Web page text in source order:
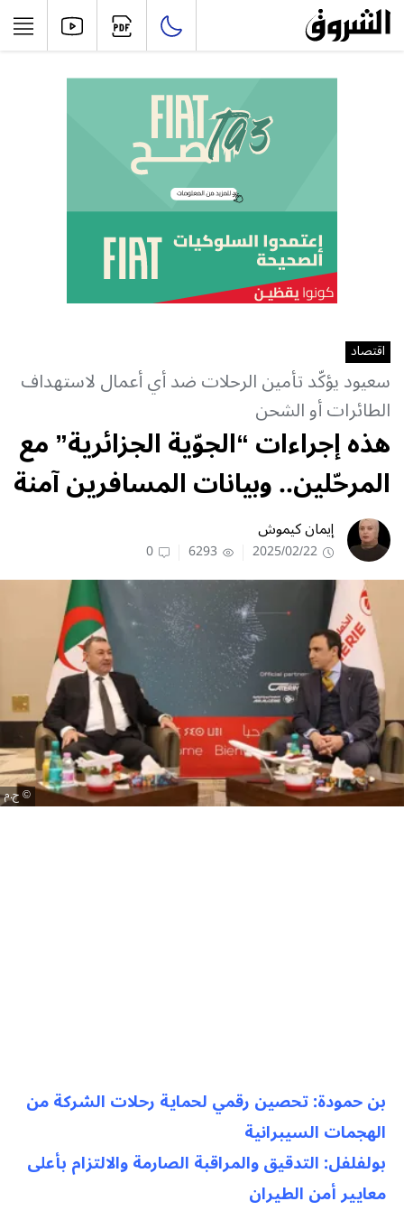
اقتصاد
سعيود يؤكّد تأمين الرحلات ضد أي أعمال لاستهداف
الطائرات أو الشحن
هذه إجراءات “الجوّية الجزائرية” مع
المرحّلين.. وبيانات المسافرين آمنة
إيمان كيموش
2025/02/22
6293
0
ح.م
بن حمودة: تحصين رقمي لحماية رحلات الشركة من
الهجمات السيبرانية
بولفلفل: التدقيق والمراقبة الصارمة والالتزام بأعلى
معايير أمن الطيران